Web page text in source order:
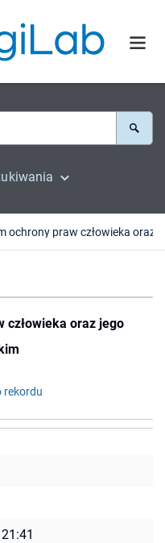
człowieka oraz jego
rekordu